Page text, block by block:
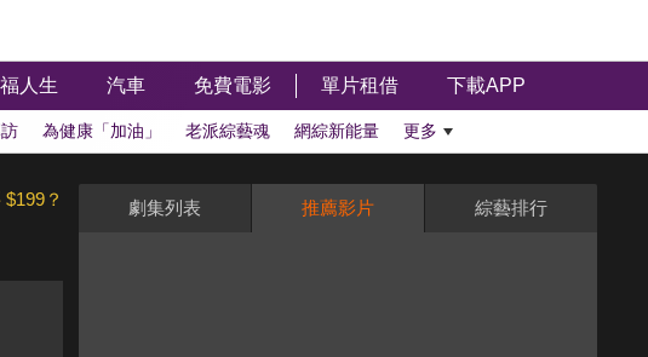
人生 汽車 免費電影 單片租借 下載APP
為健康「加油」 老派綜藝魂 網綜新能量 更多
？ 劇集列表 推薦影片 綜藝排行